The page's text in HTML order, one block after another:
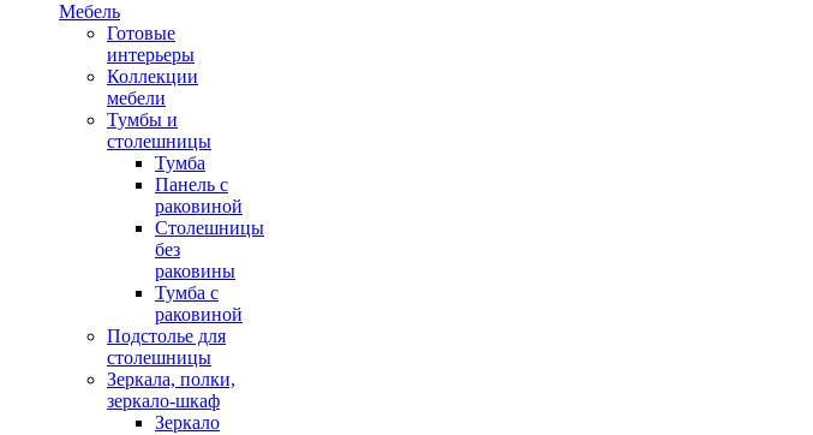
Мебель
Готовые
интерьеры
Коллекции
мебели
Тумбы и
столешницы
Тумба
Панель с
раковиной
Столешницы
без
раковины
Тумба с
раковиной
Подстолье для
столешницы
Зеркала, полки,
зеркало-шкаф
Зеркало